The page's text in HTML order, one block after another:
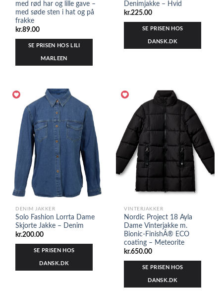
med rød har og lille gave –
med søde sten i hat og på
frakke
kr.89.00
SE PRISEN HOS LILI
MARLEEN
Denimjakke – Hvid
kr.225.00
SE PRISEN HOS
DANSK.DK
DENIM JAKKER
Solo Fashion Lorrta Dame
Skjorte Jakke – Denim
kr.200.00
SE PRISEN HOS
DANSK.DK
VINTERJAKKER
Nordic Project 18 Ayla
Dame Vinterjakke m.
Bionic-FinishÂ® ECO
coating – Meteorite
kr.650.00
SE PRISEN HOS
DANSK.DK